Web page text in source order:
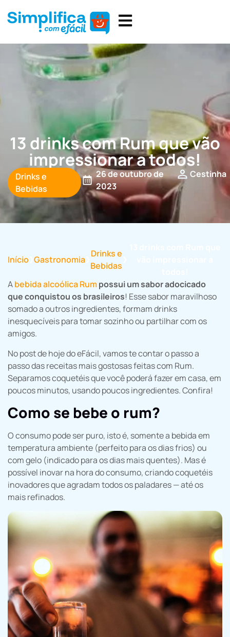
13 drinks com Rum que vão
impressionar a todos!
Drinks e
Bebidas
26 de outubro de
2023
Cestinha
Início Gastronomia
Drinks e
Bebidas
Abebida alcoólica Rumpossui um sabor adocicado
que conquistou os brasileiros! Esse sabor maravilhoso
somado a outros ingredientes, formam drinks
inesquecíveis para tomar sozinho ou partilhar com os
amigos.
No post de hoje do eFácil, vamos te contar o passo a
passo das receitas mais gostosas feitas com Rum.
Separamos coquetéis que você poderá fazer em casa, em
poucos minutos, usando poucos ingredientes. Confira!
Como se bebe o rum?
O consumo pode ser puro, isto é, somente a bebida em
temperatura ambiente (perfeito para os dias frios) ou
com gelo (indicado para os dias mais quentes). Mas é
possível inovar na hora do consumo, criando coquetéis
inovadores que agradam todos os paladares — até os
mais refinados.